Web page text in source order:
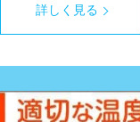
詳しく見る